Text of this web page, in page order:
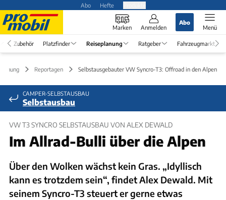
Abo Hefte
Marken Anmelden
Abo
Menü
Zubehör Platzfinder Reiseplanung Ratgeber Fahrzeugmarkt
Reportagen Selbstausgebauter VW Syncro-T3: Offroad in den Alpen
CAMPER-SELBSTAUSBAU
Selbstausbau
VW T3 SYNCRO SELBSTAUSBAU VON ALEX DEWALD
Im Allrad-Bulli über die Alpen
Über den Wolken wächst kein Gras. „Idyllisch
kann es trotzdem sein“, findet Alex Dewald. Mit
seinem Syncro-T3 steuert er gerne etwas